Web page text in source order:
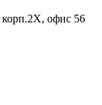
корп.2X, офис 56